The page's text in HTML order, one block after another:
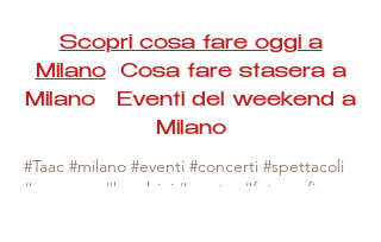
Scopri cosa fare oggi a
MilanoCosa fare stasera a
Milano Eventi del weekend a
Milano
#Taac #milano #eventi #concerti #spettacoli
#rassegne #bambini #mostre #fotografia